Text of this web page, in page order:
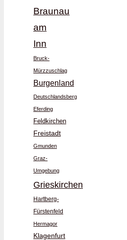
Braunau
am
Inn
Bruck-
Mürzzuschlag
Burgenland
Deutschlandsberg
Eferding
Feldkirchen
Freistadt
Gmunden
Graz-
Umgebung
Grieskirchen
Hartberg-
Fürstenfeld
Hermagor
Klagenfurt